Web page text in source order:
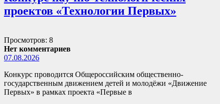
проектов «Технологии Первых»
Просмотров: 8
Нет комментариев
07.08.2026
Конкурс проводится Общероссийским общественно-
государственным движением детей и молодёжи «Движение
Первых» в рамках проекта «Первые в